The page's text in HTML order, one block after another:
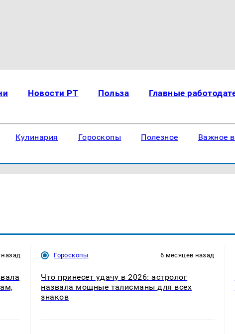
Новости РТ Польза Главные
Кулинария Гороскопы Полезное Важное
Гороскопы 6 месяцев назад
Что принесет удачу в 2026: астролог
назвала мощные талисманы для всех
знаков